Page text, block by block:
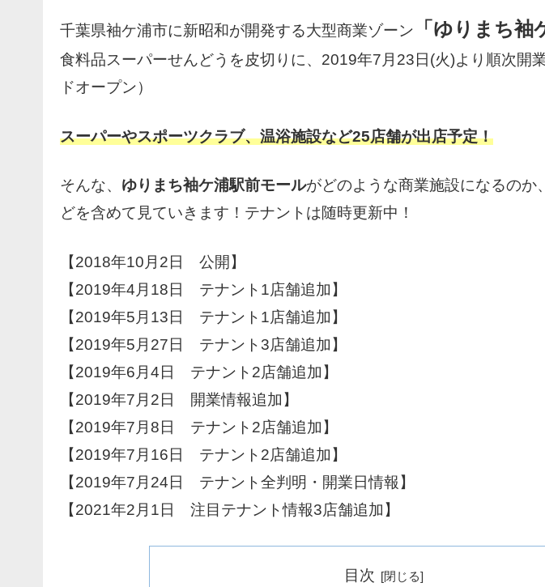
千葉県袖ケ浦市に新昭和が開発する大型商業ゾーン 「ゆりまち袖
食料品スーパーせんどうを皮切りに、2019年7月23日(火)より順次開
ドオープン）
スーパーやスポーツクラブ、温浴施設など25店舗が出店予定！
そんな、 ゆりまち袖ケ浦駅前モールがどのような商業施設になるのか
どを含めて見ていきます！テナントは随時更新中！
【2018年10月2日 公開】
【2019年4月18日 テナント1店舗追加】
【2019年5月13日 テナント1店舗追加】
【2019年5月27日 テナント3店舗追加】
【2019年6月4日 テナント2店舗追加】
【2019年7月2日 開業情報追加】
【2019年7月8日 テナント2店舗追加】
【2019年7月16日 テナント2店舗追加】
【2019年7月24日 テナント全判明・開業日情報】
【2021年2月1日 注目テナント情報3店舗追加】
目次